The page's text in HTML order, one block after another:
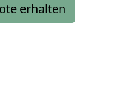
erhalten